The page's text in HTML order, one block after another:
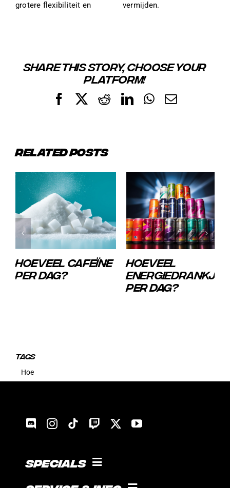
grotere flexibiliteit en
vermijden.
SHARE THIS STORY, CHOOSE YOUR
PLATFORM!
FacebookRedditLinkedInWhatsApp
Email
RELATED POSTS
HOEVEEL CAFEÏNE
PER DAG?
HOEVEEL
ENERGIEDRANKJES
PER DAG?
TAGS
Hoe
Specials
KOKEN MET GUICE!